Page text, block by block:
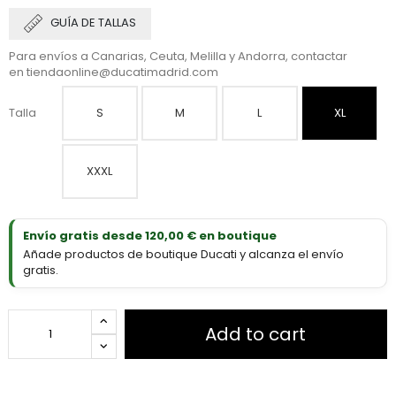
GUÍA DE TALLAS
Para envíos a Canarias, Ceuta, Melilla y Andorra, contactar
en tiendaonline@ducatimadrid.com
Talla S M L XL
XXXL
Envío gratis desde 120,00 € en boutique
Añade productos de boutique Ducati y alcanza el envío
gratis.
Add to cart